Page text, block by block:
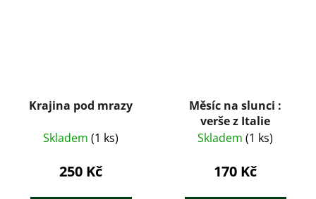
Krajina pod mrazy
Skladem (1 ks)
250 Kč
Měsíc na slunci :
verše z Italie
Skladem (1 ks)
170 Kč